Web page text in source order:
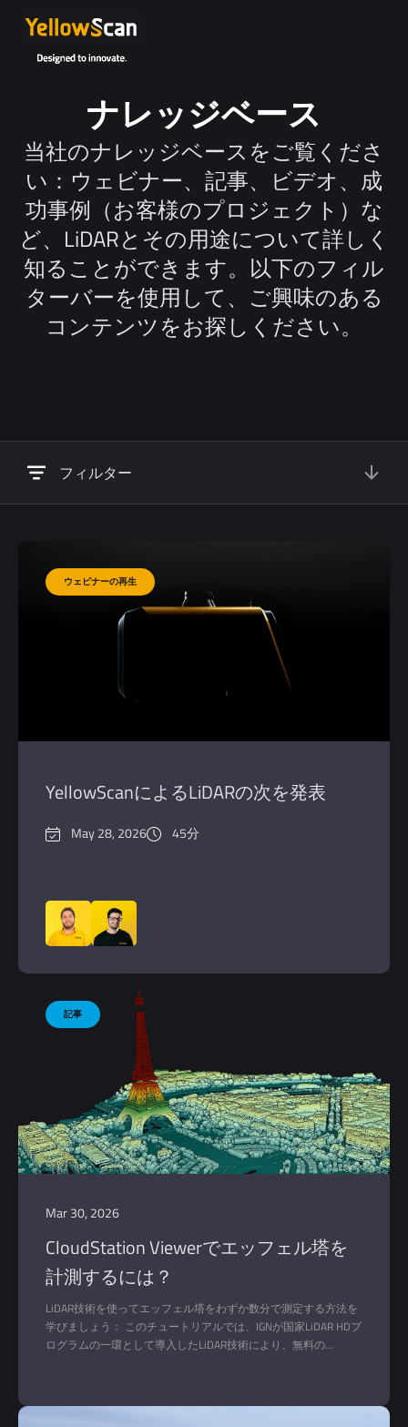
ナレッジベース
当社のナレッジベースをご覧くださ
い：ウェビナー、記事、ビデオ、成
功事例（お客様のプロジェクト）な
ど、LiDARとその用途について詳しく
知ることができます。以下のフィル
ターバーを使用して、ご興味のある
コンテンツをお探しください。
フィルター
Mar 30, 2026
CloudStation Viewerでエッフェル塔を
計測するには？
LiDAR技術を使ってエッフェル塔をわずか数分で測定する方法を
学びましょう： このチュートリアルでは、IGNが国家LiDAR HDプ
ログラムの一環として導入したLiDAR技術により、無料の
YellowScanによるLiDARの次を発表
May 28, 2026 45分